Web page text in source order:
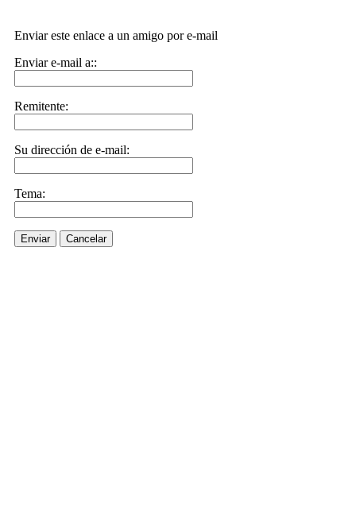
Enviar este enlace a un amigo por e-mail
Enviar e-mail a::
Remitente:
Su dirección de e-mail:
Tema:
Enviar Cancelar